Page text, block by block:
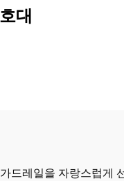
대
드레일을 자랑스럽게